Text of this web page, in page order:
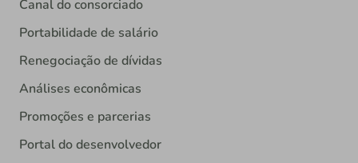
Canal do consorciado
Portabilidade de salário
Renegociação de dívidas
Análises econômicas
Promoções e parcerias
Portal do desenvolvedor